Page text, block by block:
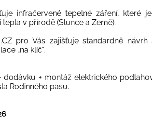
infračervené tepelné záření, které
v přírodě (Slunce a Země).
pro Vás zajišťuje standardně
„na klíč“.
dodávku + montáž elektrického
Rodinného pasu.